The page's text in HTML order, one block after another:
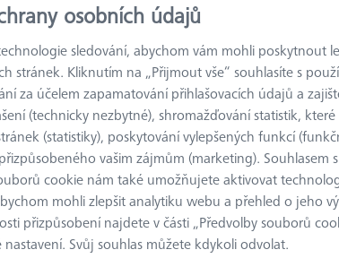
M3 Protizávaží
osobních údajů
sledování, abychom vám mohli poskytnout
stránek. Kliknutím na „Přijmout vše“ souhlasíte s
za účelem zapamatování přihlašovacích údajů a
(technicky nezbytné), shromažďování statistik,
(statistiky), poskytování vylepšených funkcí
vašim zájmům (marketing). Souhlasem
cookie nám také umožňujete aktivovat
mohli zlepšit analytiku webu a přehled o jeho
přizpůsobení najdete v části „Předvolby souborů
nastavení. Svůj souhlas můžete kdykoli odvolat.